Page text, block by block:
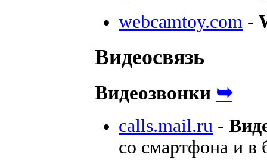
webcamtoy.com -
Видеосвязь
Видеозвонки ➥
calls.mail.ru -
со смартфона и в